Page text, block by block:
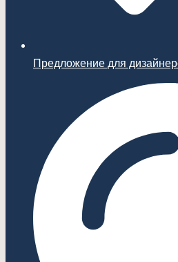
Предложение для